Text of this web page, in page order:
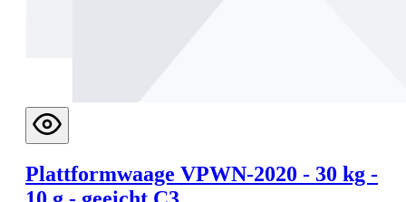
Plattformwaage VPWN-2020 - 30 kg -